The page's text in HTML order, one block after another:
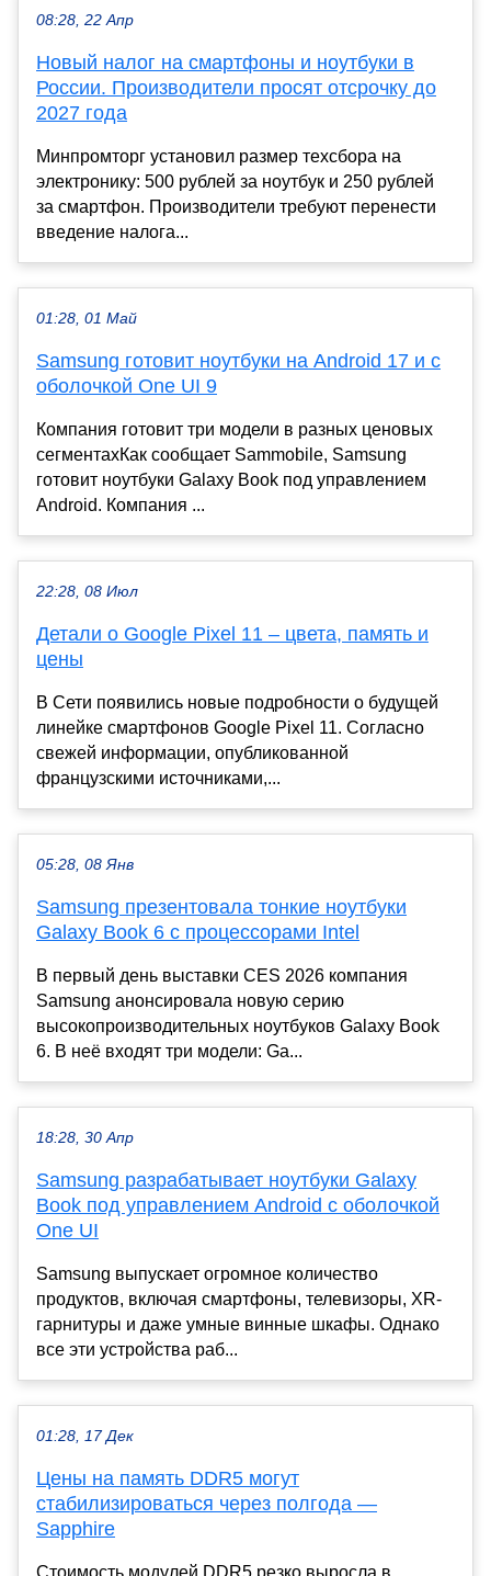
08:28, 22 Апр
Новый налог на смартфоны и ноутбуки в
России. Производители просят отсрочку до
2027 года
Минпромторг установил размер техсбора на
электронику: 500 рублей за ноутбук и 250 рублей
за смартфон. Производители требуют перенести
введение налога...
01:28, 01 Май
Samsung готовит ноутбуки на Android 17 и с
оболочкой One UI 9
Компания готовит три модели в разных ценовых
сегментахКак сообщает Sammobile, Samsung
готовит ноутбуки Galaxy Book под управлением
Android. Компания ...
22:28, 08 Июл
Детали о Google Pixel 11 – цвета, память и
цены
В Сети появились новые подробности о будущей
линейке смартфонов Google Pixel 11. Согласно
свежей информации, опубликованной
французскими источниками,...
05:28, 08 Янв
Samsung презентовала тонкие ноутбуки
Galaxy Book 6 с процессорами Intel
В первый день выставки CES 2026 компания
Samsung анонсировала новую серию
высокопроизводительных ноутбуков Galaxy Book
6. В неё входят три модели: Ga...
18:28, 30 Апр
Samsung разрабатывает ноутбуки Galaxy
Book под управлением Android с оболочкой
One UI
Samsung выпускает огромное количество
продуктов, включая смартфоны, телевизоры, XR-
гарнитуры и даже умные винные шкафы. Однако
все эти устройства раб...
01:28, 17 Дек
Цены на память DDR5 могут
стабилизироваться через полгода —
Sapphire